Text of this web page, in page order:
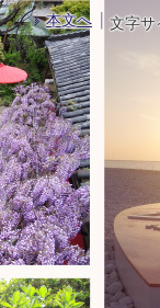
本文へ 文字サ